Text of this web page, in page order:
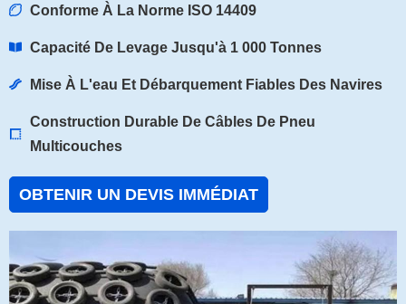
Conforme À La Norme ISO 14409
Capacité De Levage Jusqu'à 1 000 Tonnes
Mise À L'eau Et Débarquement Fiables Des Navires
Construction Durable De Câbles De Pneu
Multicouches
OBTENIR UN DEVIS IMMÉDIAT